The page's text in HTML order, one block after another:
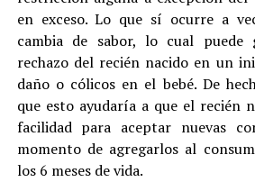
en exceso. Lo que sí ocurre a
cambia de sabor, lo cual puede
rechazo del recién nacido en un
daño o cólicos en el bebé. De
que esto ayudaría a que el recién
facilidad para aceptar nuevas
momento de agregarlos al
los 6 meses de vida.